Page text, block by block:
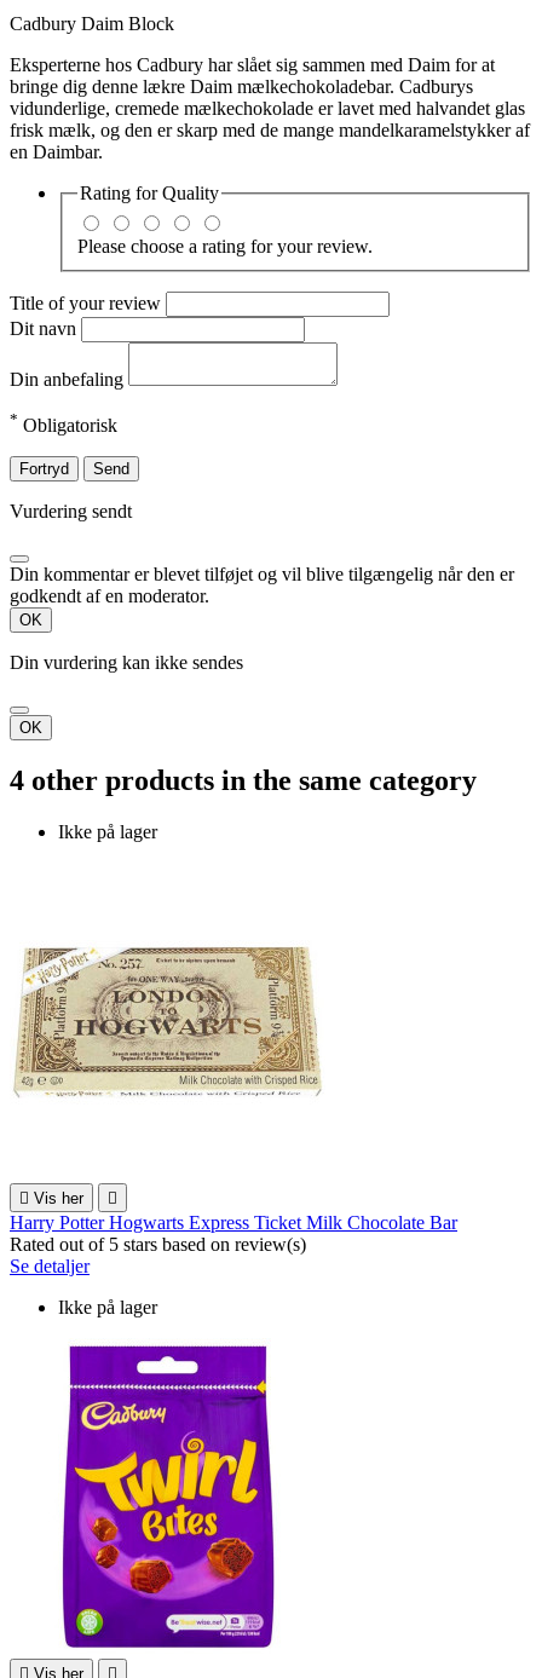
Cadbury Daim Block
Eksperterne hos Cadbury har slået sig sammen med Daim for at
bringe dig denne lækre Daim mælkechokoladebar. Cadburys
vidunderlige, cremede mælkechokolade er lavet med halvandet glas
frisk mælk, og den er skarp med de mange mandelkaramelstykker af
en Daimbar.
Rating forQuality
Please choose a rating for your review.
Title of your review
Dit navn
Din anbefaling
* Obligatorisk
Fortryd Send
Vurdering sendt
Din kommentar er blevet tilføjet og vil blive tilgængelig når den er
godkendt af en moderator.
OK
Din vurdering kan ikke sendes
OK
4 other products in the same category
Ikke på lager
 Vis her 
Harry Potter Hogwarts Express Ticket Milk Chocolate Bar
Rated out of 5 stars based on review(s)
Se detaljer
Ikke på lager
 Vis her 